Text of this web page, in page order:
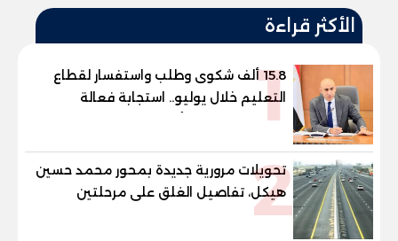
الأكثر قراءة
115.8 ألف شكوى وطلب واستفسار لقطاع
التعليم خلال يوليو.. استجابة فعالة
لشكاوى الطلاب وأولياء الأمور
2
تحويلات مرورية جديدة بمحور محمد حسين
هيكل، تفاصيل الغلق على مرحلتين